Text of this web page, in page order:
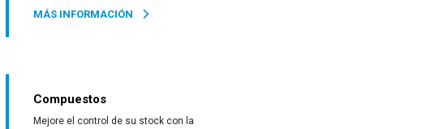
MÁS INFORMACIÓN
Compuestos
Mejore el control de su stock con la